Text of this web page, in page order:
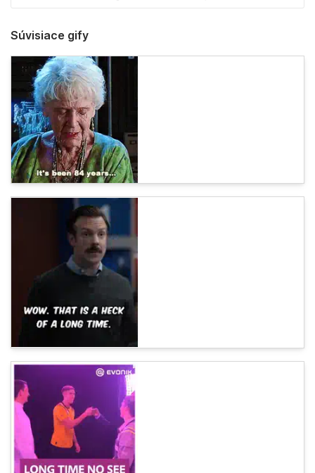
Súvisiace gify